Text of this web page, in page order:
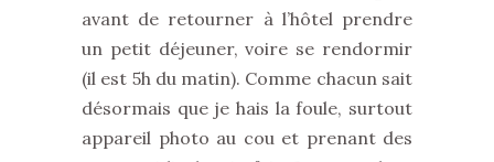
avant de retourner à l’hôtel prendre
un petit déjeuner, voire se rendormir
(il est 5h du matin). Comme chacun sait
désormais que je hais la foule, surtout
appareil photo au cou et prenant des